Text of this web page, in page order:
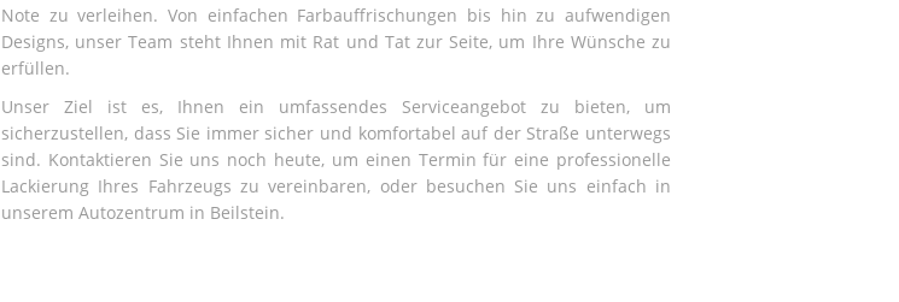
Note zu verleihen. Von einfachen Farbauffrischungen bis hin zu aufwendigen
Designs, unser Team steht Ihnen mit Rat und Tat zur Seite, um Ihre Wünsche zu
erfüllen.
Unser Ziel ist es, Ihnen ein umfassendes Serviceangebot zu bieten, um
sicherzustellen, dass Sie immer sicher und komfortabel auf der Straße unterwegs
sind. Kontaktieren Sie uns noch heute, um einen Termin für eine professionelle
Lackierung Ihres Fahrzeugs zu vereinbaren, oder besuchen Sie uns einfach in
unserem Autozentrum in Beilstein.